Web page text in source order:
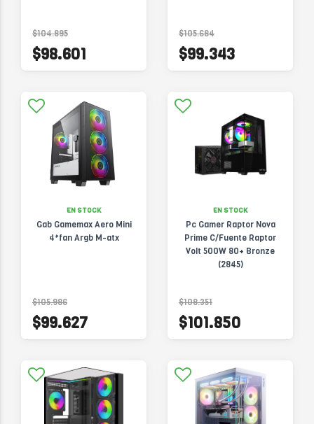
$104.895
$98.601
$105.684
$99.343
EN STOCK
Gab Gamemax Aero Mini
4*fan Argb M-atx
$105.986
$99.627
EN STOCK
Pc Gamer Raptor Nova
Prime C/Fuente Raptor
Volt 500W 80+ Bronze
(2845)
$108.351
$101.850